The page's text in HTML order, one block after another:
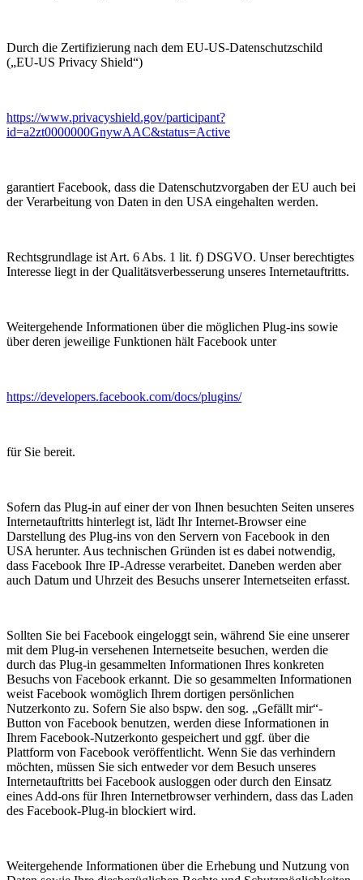
Durch die Zertifizierung nach dem EU-US-Datenschutzschild
(„EU-US Privacy Shield“)
https://www.privacyshield.gov/participant?
id=a2zt0000000GnywAAC&status=Active
garantiert Facebook, dass die Datenschutzvorgaben der EU auch bei
der Verarbeitung von Daten in den USA eingehalten werden.
Rechtsgrundlage ist Art. 6 Abs. 1 lit. f) DSGVO. Unser berechtigtes
Interesse liegt in der Qualitätsverbesserung unseres Internetauftritts.
Weitergehende Informationen über die möglichen Plug-ins sowie
über deren jeweilige Funktionen hält Facebook unter
https://developers.facebook.com/docs/plugins/
für Sie bereit.
Sofern das Plug-in auf einer der von Ihnen besuchten Seiten unseres
Internetauftritts hinterlegt ist, lädt Ihr Internet-Browser eine
Darstellung des Plug-ins von den Servern von Facebook in den
USA herunter. Aus technischen Gründen ist es dabei notwendig,
dass Facebook Ihre IP-Adresse verarbeitet. Daneben werden aber
auch Datum und Uhrzeit des Besuchs unserer Internetseiten erfasst.
Sollten Sie bei Facebook eingeloggt sein, während Sie eine unserer
mit dem Plug-in versehenen Internetseite besuchen, werden die
durch das Plug-in gesammelten Informationen Ihres konkreten
Besuchs von Facebook erkannt. Die so gesammelten Informationen
weist Facebook womöglich Ihrem dortigen persönlichen
Nutzerkonto zu. Sofern Sie also bspw. den sog. „Gefällt mir“-
Button von Facebook benutzen, werden diese Informationen in
Ihrem Facebook-Nutzerkonto gespeichert und ggf. über die
Plattform von Facebook veröffentlicht. Wenn Sie das verhindern
möchten, müssen Sie sich entweder vor dem Besuch unseres
Internetauftritts bei Facebook ausloggen oder durch den Einsatz
eines Add-ons für Ihren Internetbrowser verhindern, dass das Laden
des Facebook-Plug-in blockiert wird.
Weitergehende Informationen über die Erhebung und Nutzung von